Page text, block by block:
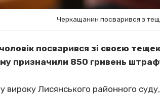
Черкащанин посварився з
посварився зі своєю
призначили 850 гривень
вироку Лисянського районного